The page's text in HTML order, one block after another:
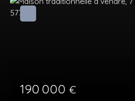
190 000 €